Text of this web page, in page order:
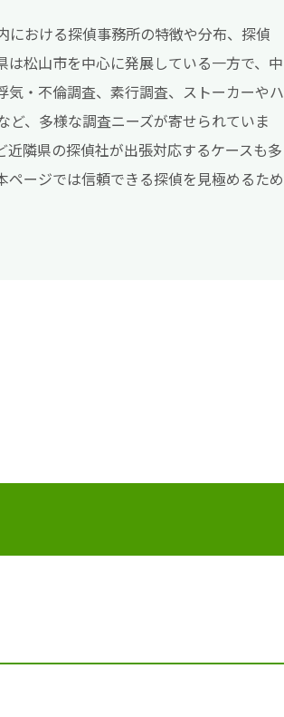
における探偵事務所の特徴や分布、探偵
松山市を中心に発展している一方で、中
・不倫調査、素行調査、ストーカーやハ
、多様な調査ニーズが寄せられていま
隣県の探偵社が出張対応するケースも多
ージでは信頼できる探偵を見極めるため